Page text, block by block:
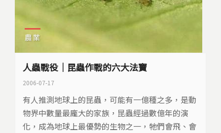
農業
人蟲戰役｜昆蟲作戰的六大法寶
2006-07-17
有人推測地球上的昆蟲，可能有一億種之多，是動
物界中數量最龐大的家族，昆蟲經過數億年的演
化，成為地球上最優勢的生物之一，牠們會飛、會